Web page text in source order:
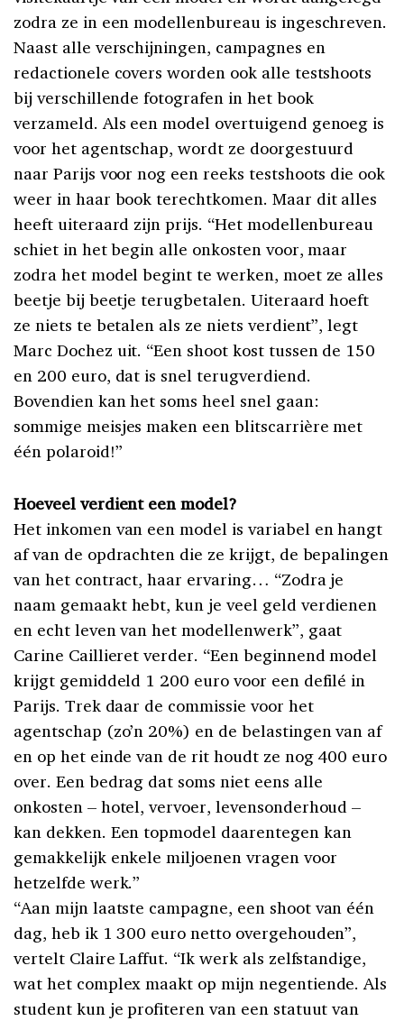
zodra ze in een modellenbureau is ingeschreven.
Naast alle verschijningen, campagnes en
redactionele covers worden ook alle testshoots
bij verschillende fotografen in het book
verzameld. Als een model overtuigend genoeg is
voor het agentschap, wordt ze doorgestuurd
naar Parijs voor nog een reeks testshoots die ook
weer in haar book terechtkomen. Maar dit alles
heeft uiteraard zijn prijs. “Het modellenbureau
schiet in het begin alle onkosten voor, maar
zodra het model begint te werken, moet ze alles
beetje bij beetje terugbetalen. Uiteraard hoeft
ze niets te betalen als ze niets verdient”, legt
Marc Dochez uit. “Een shoot kost tussen de 150
en 200 euro, dat is snel terugverdiend.
Bovendien kan het soms heel snel gaan:
sommige meisjes maken een blitscarrière met
één polaroid!”
Hoeveel verdient een model?
Het inkomen van een model is variabel en hangt
af van de opdrachten die ze krijgt, de bepalingen
van het contract, haar ervaring… “Zodra je
naam gemaakt hebt, kun je veel geld verdienen
en echt leven van het modellenwerk”, gaat
Carine Caillieret verder. “Een beginnend model
krijgt gemiddeld 1 200 euro voor een defilé in
Parijs. Trek daar de commissie voor het
agentschap (zo’n 20%) en de belastingen van af
en op het einde van de rit houdt ze nog 400 euro
over. Een bedrag dat soms niet eens alle
onkosten – hotel, vervoer, levensonderhoud –
kan dekken. Een topmodel daarentegen kan
gemakkelijk enkele miljoenen vragen voor
hetzelfde werk.”
“Aan mijn laatste campagne, een shoot van één
dag, heb ik 1 300 euro netto overgehouden”,
vertelt Claire Laffut. “Ik werk als zelfstandige,
wat het complex maakt op mijn negentiende. Als
student kun je profiteren van een statuut van